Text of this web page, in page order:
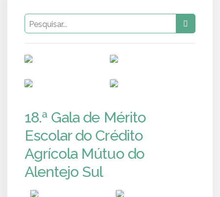
18.ª Gala de Mérito
Escolar do Crédito
Agrícola Mútuo do
Alentejo Sul